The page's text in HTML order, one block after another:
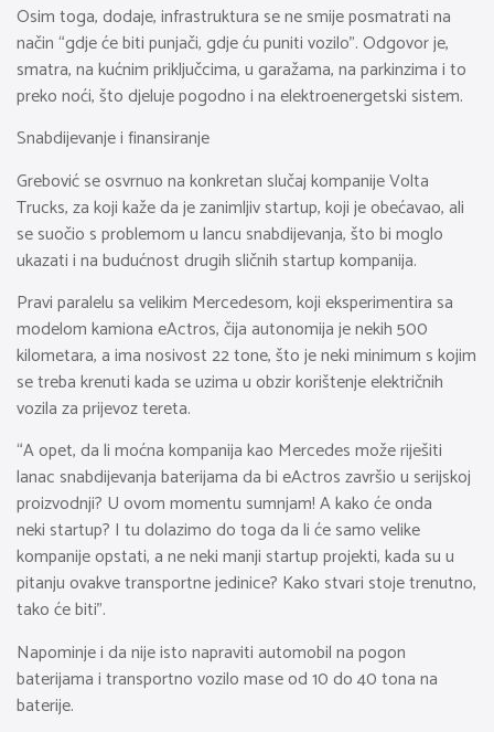
Osim toga, dodaje, infrastruktura se ne smije posmatrati na
način “gdje će biti punjači, gdje ću puniti vozilo”. Odgovor je,
smatra, na kućnim priključcima, u garažama, na parkinzima i to
preko noći, što djeluje pogodno i na elektroenergetski sistem.
Snabdijevanje i finansiranje
Grebović se osvrnuo na konkretan slučaj kompanije Volta
Trucks, za koji kaže da je zanimljiv startup, koji je obećavao, ali
se suočio s problemom u lancu snabdijevanja, što bi moglo
ukazati i na budućnost drugih sličnih startup kompanija.
Pravi paralelu sa velikim Mercedesom, koji eksperimentira sa
modelom kamiona eActros, čija autonomija je nekih 500
kilometara, a ima nosivost 22 tone, što je neki minimum s kojim
se treba krenuti kada se uzima u obzir korištenje električnih
vozila za prijevoz tereta.
“A opet, da li moćna kompanija kao Mercedes može riješiti
lanac snabdijevanja baterijama da bi eActros završio u serijskoj
proizvodnji? U ovom momentu sumnjam! A kako će onda
neki startup? I tu dolazimo do toga da li će samo velike
kompanije opstati, a ne neki manji startup projekti, kada su u
pitanju ovakve transportne jedinice? Kako stvari stoje trenutno,
tako će biti”.
Napominje i da nije isto napraviti automobil na pogon
baterijama i transportno vozilo mase od 10 do 40 tona na
baterije.